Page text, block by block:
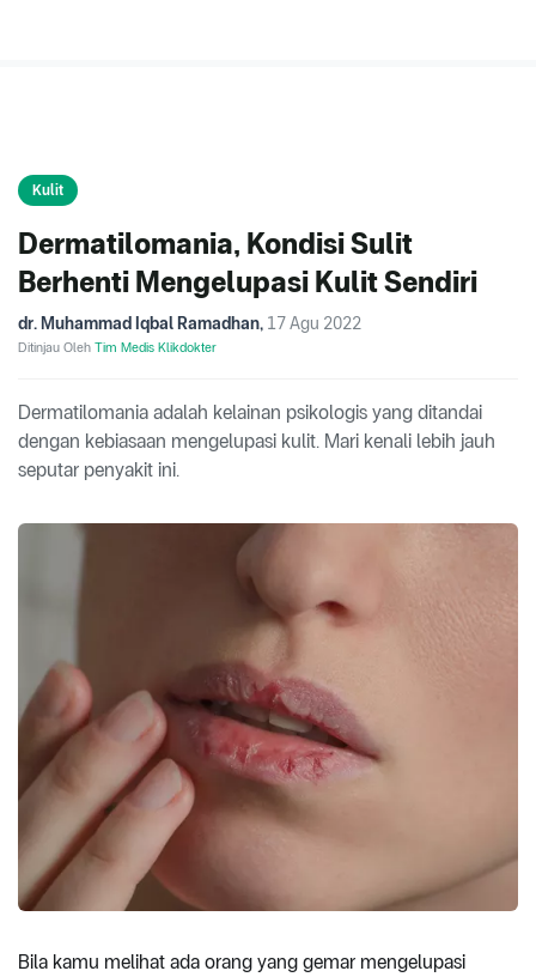
Kulit
Dermatilomania, Kondisi Sulit
Berhenti Mengelupasi Kulit Sendiri
dr. Muhammad Iqbal Ramadhan, 17 Agu 2022
Ditinjau Oleh Tim Medis Klikdokter
Dermatilomania adalah kelainan psikologis yang ditandai
dengan kebiasaan mengelupasi kulit. Mari kenali lebih jauh
seputar penyakit ini.
Bila kamu melihat ada orang yang gemar mengelupasi